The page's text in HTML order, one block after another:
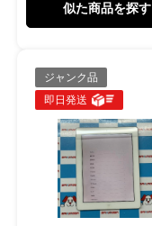
似た商品を探す
ジャンク品
即日発送